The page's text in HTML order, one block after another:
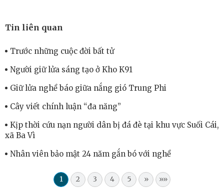
Tin liên quan
Trước những cuộc đời bất tử
Người giữ lửa sáng tạo ở Kho K91
Giữ lửa nghề báo giữa nắng gió Trung Phi
Cây viết chính luận “đa năng”
Kịp thời cứu nạn người dân bị đá đè tại khu vực Suối Cái,
xã Ba Vì
Nhân viên bảo mật 24 năm gắn bó với nghề
1 2 3 4 5 » »»